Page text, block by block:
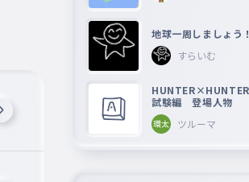
地球一周しましょう！
すらいむ
試験編 登場人物
ツルーマ